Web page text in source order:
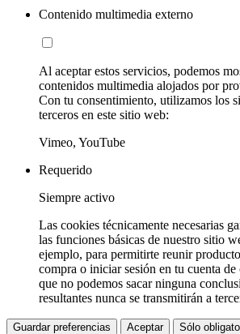
Contenido multimedia externo
Al aceptar estos servicios, podemos
contenidos multimedia alojados por
Con tu consentimiento, utilizamos los
terceros en este sitio web:
Vimeo, YouTube
Requerido
Siempre activo
Las cookies técnicamente necesarias
las funciones básicas de nuestro sitio
ejemplo, para permitirte reunir
compra o iniciar sesión en tu cuenta
que no podemos sacar ninguna
resultantes nunca se transmitirán a
Guardar preferencias Aceptar Sólo